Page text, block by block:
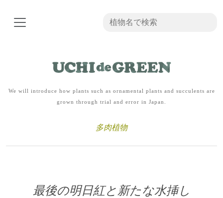
We will introduce how plants such as ornamental plants and succulents are
grown through trial and error in Japan.
多肉植物
最後の明日紅と新たな水挿し